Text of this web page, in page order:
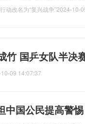
动改名为“复兴战争”2024-10-
竹 国乒女队半决
09 14:07:37
中国公民提高警